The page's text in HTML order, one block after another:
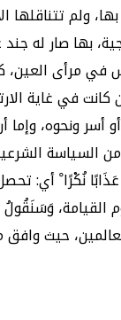
ولا رسوله
بها
مرأى
في غاية
أسر ونحوه،
نُكْرًا ْ أي: تحصل
حيث